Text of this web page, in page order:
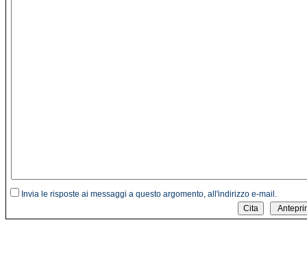
Invia le risposte ai messaggi a questo argomento, all'indirizzo e-mail.